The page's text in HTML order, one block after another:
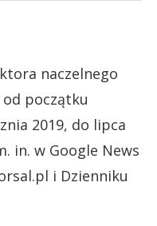
naczelnego
początku
2019, do lipca
in. w Google News
i Dzienniku